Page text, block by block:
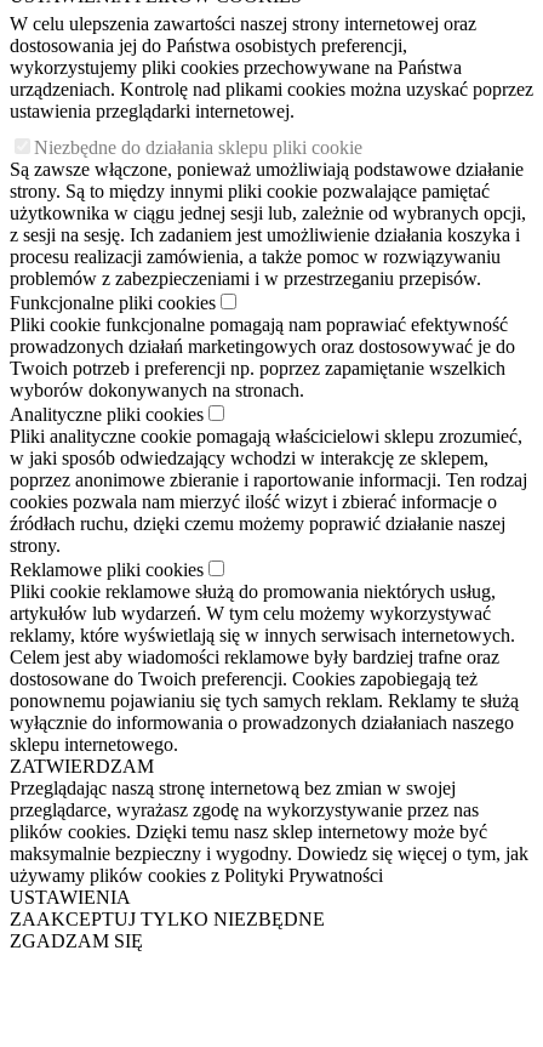
W celu ulepszenia zawartości naszej strony internetowej oraz
dostosowania jej do Państwa osobistych preferencji,
wykorzystujemy pliki cookies przechowywane na Państwa
urządzeniach. Kontrolę nad plikami cookies można uzyskać poprzez
ustawienia przeglądarki internetowej.
Niezbędne do działania sklepu pliki cookie
Są zawsze włączone, ponieważ umożliwiają podstawowe działanie
strony. Są to między innymi pliki cookie pozwalające pamiętać
użytkownika w ciągu jednej sesji lub, zależnie od wybranych opcji,
z sesji na sesję. Ich zadaniem jest umożliwienie działania koszyka i
procesu realizacji zamówienia, a także pomoc w rozwiązywaniu
problemów z zabezpieczeniami i w przestrzeganiu przepisów.
Funkcjonalne pliki cookies
Pliki cookie funkcjonalne pomagają nam poprawiać efektywność
prowadzonych działań marketingowych oraz dostosowywać je do
Twoich potrzeb i preferencji np. poprzez zapamiętanie wszelkich
wyborów dokonywanych na stronach.
Analityczne pliki cookies
Pliki analityczne cookie pomagają właścicielowi sklepu zrozumieć,
w jaki sposób odwiedzający wchodzi w interakcję ze sklepem,
poprzez anonimowe zbieranie i raportowanie informacji. Ten rodzaj
cookies pozwala nam mierzyć ilość wizyt i zbierać informacje o
źródłach ruchu, dzięki czemu możemy poprawić działanie naszej
strony.
Reklamowe pliki cookies
Pliki cookie reklamowe służą do promowania niektórych usług,
artykułów lub wydarzeń. W tym celu możemy wykorzystywać
reklamy, które wyświetlają się w innych serwisach internetowych.
Celem jest aby wiadomości reklamowe były bardziej trafne oraz
dostosowane do Twoich preferencji. Cookies zapobiegają też
ponownemu pojawianiu się tych samych reklam. Reklamy te służą
wyłącznie do informowania o prowadzonych działaniach naszego
sklepu internetowego.
ZATWIERDZAM
Przeglądając naszą stronę internetową bez zmian w swojej
przeglądarce, wyrażasz zgodę na wykorzystywanie przez nas
plików cookies. Dzięki temu nasz sklep internetowy może być
maksymalnie bezpieczny i wygodny. Dowiedz się więcej o tym, jak
używamy plików cookies z Polityki Prywatności
USTAWIENIA
ZAAKCEPTUJ TYLKO NIEZBĘDNE
ZGADZAM SIĘ